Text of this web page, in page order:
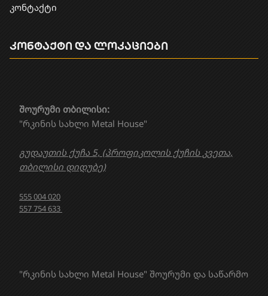
კონტაქტი
"რკინის სახლი Metal House" შოურუმი და საწარმო
შოურუმი თბილისი:
"რკინის სახლი Metal House"
გუდაუთის ქუჩა 5, (პროფიკოლის ქუჩის კვეთა,
თბილისი დიდუბე)
555 004 020
557 754 633
კონტაქტი და ლოკაციები